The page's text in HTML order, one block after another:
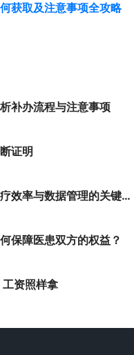
获取及注意事项全攻略
补办流程与注意事项
证明
率与数据管理的关键工具
保障医患双方的权益？
资照样拿